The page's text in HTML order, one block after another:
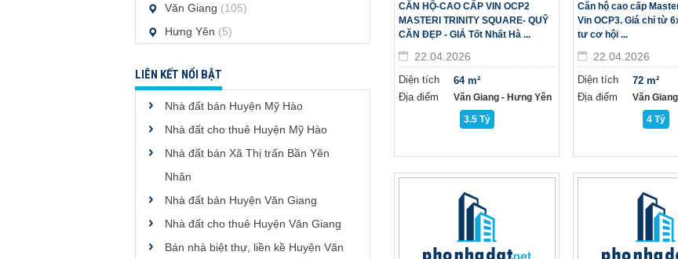
Văn Giang (105)
Hưng Yên (5)
LIÊN KẾT NỔI BẬT
Nhà đất bán Huyện Mỹ Hào
Nhà đất cho thuê Huyện Mỹ Hào
Nhà đất bán Xã Thị trấn Bần Yên
Nhân
Nhà đất bán Huyện Văn Giang
Nhà đất cho thuê Huyện Văn Giang
Bán nhà biệt thự, liền kề Huyện Văn
CĂN HỘ-CAO CẤP VIN OCP2
MASTERI TRINITY SQUARE- QUỸ
CĂN ĐẸP - GIÁ Tốt Nhất Hà ...
22.04.2026
Diện tích
Địa điểm
64 m²
Văn Giang - Hưng Yên
3.5 Tỷ
Căn hộ cao cấp
Vin OCP3. Giá chỉ từ
tư cơ hội ...
22.04.2026
Diện tích
Địa điểm
72 m²
Văn
4 Tỷ